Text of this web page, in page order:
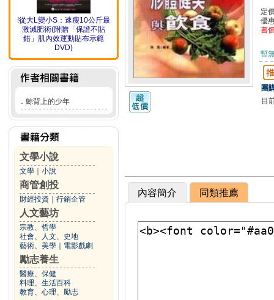
!從大L變小S：速瘦10公斤最
激減肥術(附贈「保證不貼
錯」肌內效運動貼布示範
DVD)
． 鯨背上的少年
文學小說
文學 小說
商管創投
財經投資 行銷企管
人文藝坊
宗教、哲學
社會、人文、史地
藝術、美學
電影戲劇
勵志養生
醫療、保健
料理、生活百科
教育、心理、勵志
定
優
書
暫
團
目
內容簡介 同類推薦